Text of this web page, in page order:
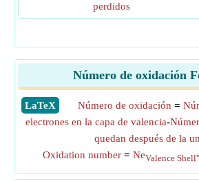
perdidos
Número de oxidación
​LaTeX Número de oxidación =
electrones en la capa de valencia-
quedan después de la
Oxidation number = NeValence Shell-